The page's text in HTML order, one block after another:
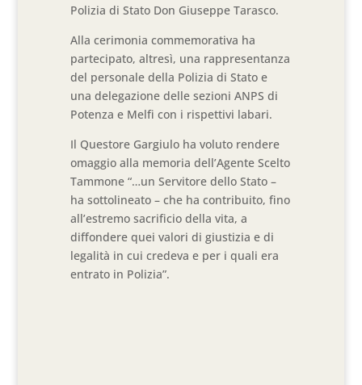
Polizia di Stato Don Giuseppe Tarasco.
Alla cerimonia commemorativa ha
partecipato, altresì, una rappresentanza
del personale della Polizia di Stato e
una delegazione delle sezioni ANPS di
Potenza e Melfi con i rispettivi labari.
Il Questore Gargiulo ha voluto rendere
omaggio alla memoria dell’Agente Scelto
Tammone “…un Servitore dello Stato –
ha sottolineato – che ha contribuito, fino
all’estremo sacrificio della vita, a
diffondere quei valori di giustizia e di
legalità in cui credeva e per i quali era
entrato in Polizia”.